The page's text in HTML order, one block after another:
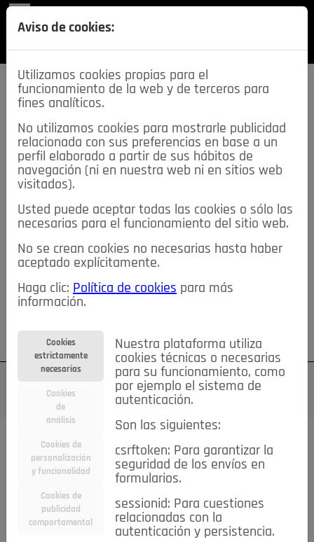
SECCIONES
descarga esta
REVISTA
≡NOTICIAS
NOTICIAS SERVICIOS DE INTERÉS
TABLÓN DE ANUNCIOS MIS ANUNCIOS CONTACTO
NOSOTROS
Su cuenta Regístrese ¿Olvidó su contraseña?
TODAS Deporte Bicicletas Deportes y Ocio
Electrodomésticos
Niños y Bebés Inmobiliaria Construcción y Reformas
Moda Accesorios Ropa Motor
Aviso de cookies:
Utilizamos cookies propias para el
funcionamiento de la web y de terceros para
fines analíticos.
No utilizamos cookies para mostrarle publicidad
relacionada con sus preferencias en base a un
perfil elaborado a partir de sus hábitos de
navegación (ni en nuestra web ni en sitios web
visitados).
Usted puede aceptar todas las cookies o sólo las
necesarias para el funcionamiento del sitio web.
No se crean cookies no necesarias hasta haber
aceptado explícitamente.
Haga clic: Política de cookies para más
información.
Cookies
estrictamente
necesarias
Cookies
de
análisis
Cookies de
personalización
y funcionalidad
Cookies de
publicidad
comportamental
Nuestra plataforma utiliza
cookies técnicas o necesarias
para su funcionamiento, como
por ejemplo el sistema de
autenticación.
Son las siguientes:
csrftoken: Para garantizar la
seguridad de los envíos en
formularios.
sessionid: Para cuestiones
relacionadas con la
autenticación y persistencia.